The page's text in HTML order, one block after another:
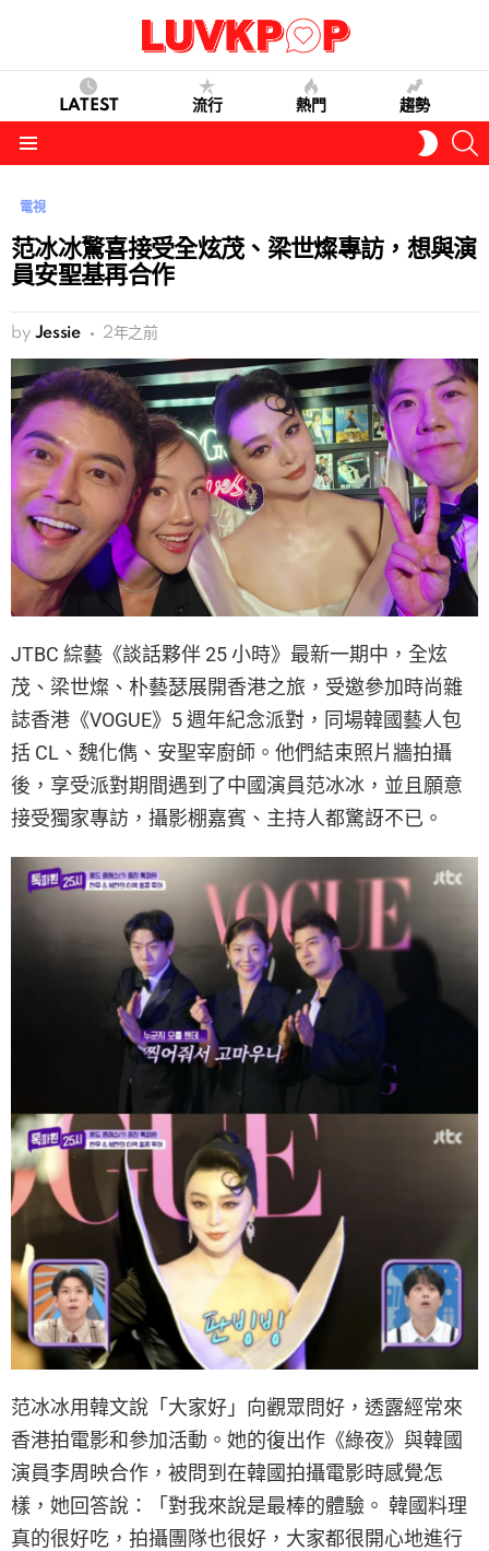
LATEST 流行 熱門 趨勢
SKIN
電視
范冰冰驚喜接受全炫茂、梁世燦專訪，想與演
員安聖基再合作
by Jessie 2年之前
JTBC 綜藝《談話夥伴 25 小時》最新一期中，全炫
茂、梁世燦、朴藝瑟展開香港之旅，受邀參加時尚雜
誌香港《VOGUE》5 週年紀念派對，同場韓國藝人包
括 CL、魏化儁、安聖宰廚師。他們結束照片牆拍攝
後，享受派對期間遇到了中國演員范冰冰，並且願意
接受獨家專訪，攝影棚嘉賓、主持人都驚訝不已。
范冰冰用韓文說「大家好」向觀眾問好，透露經常來
香港拍電影和參加活動。她的復出作《綠夜》與韓國
演員李周映合作，被問到在韓國拍攝電影時感覺怎
樣，她回答說：「對我來說是最棒的體驗。 韓國料理
真的很好吃，拍攝團隊也很好，大家都很開心地進行